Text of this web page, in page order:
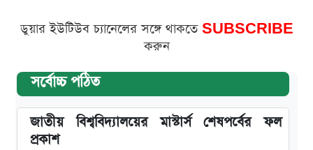
ডুয়ার ইউটিউব চ্যানেলের সঙ্গে থাকতে SUBSCRIBE
করুন
সর্বোচ্চ পঠিত
জাতীয় বিশ্ববিদ্যালয়ের মাস্টার্স শেষপর্বের ফল
প্রকাশ